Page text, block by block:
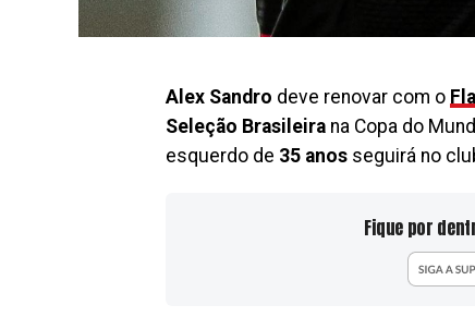
Alex Sandro deve renovar com o
Seleção Brasileira na Copa do
esquerdo de 35 anos seguirá no
Fique por